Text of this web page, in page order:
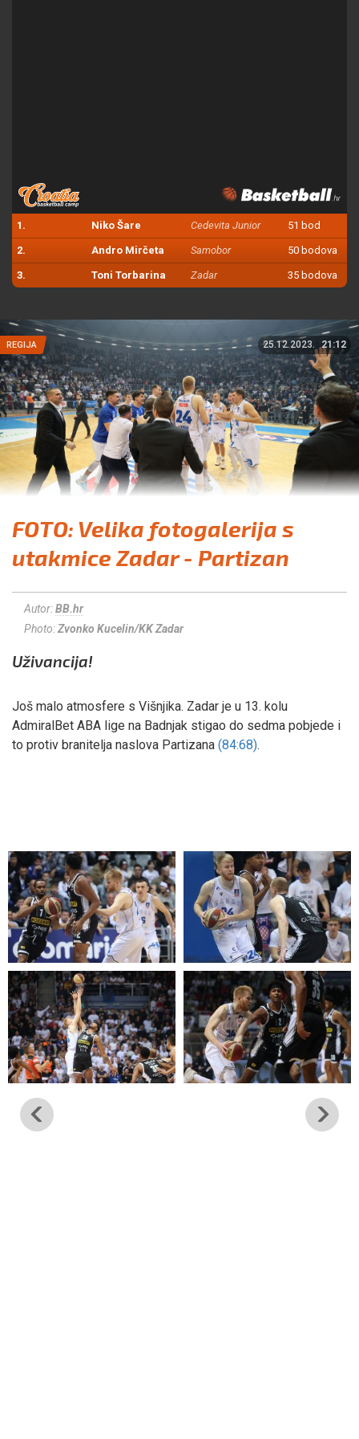
1. Niko Šare Cedevita Junior 51 bod
2. Andro Mirčeta Samobor 50 bodova
3. Toni Torbarina Zadar 35 bodova
REGIJA 25.12.2023. 21:12
FOTO: Velika fotogalerija s
utakmice Zadar - Partizan
Autor:BB.hr
Photo:Zvonko Kucelin/KK Zadar
Uživancija!
Još malo atmosfere s Višnjika. Zadar je u 13. kolu
AdmiralBet ABA lige na Badnjak stigao do sedma pobjede i
to protiv branitelja naslova Partizana (84:68).